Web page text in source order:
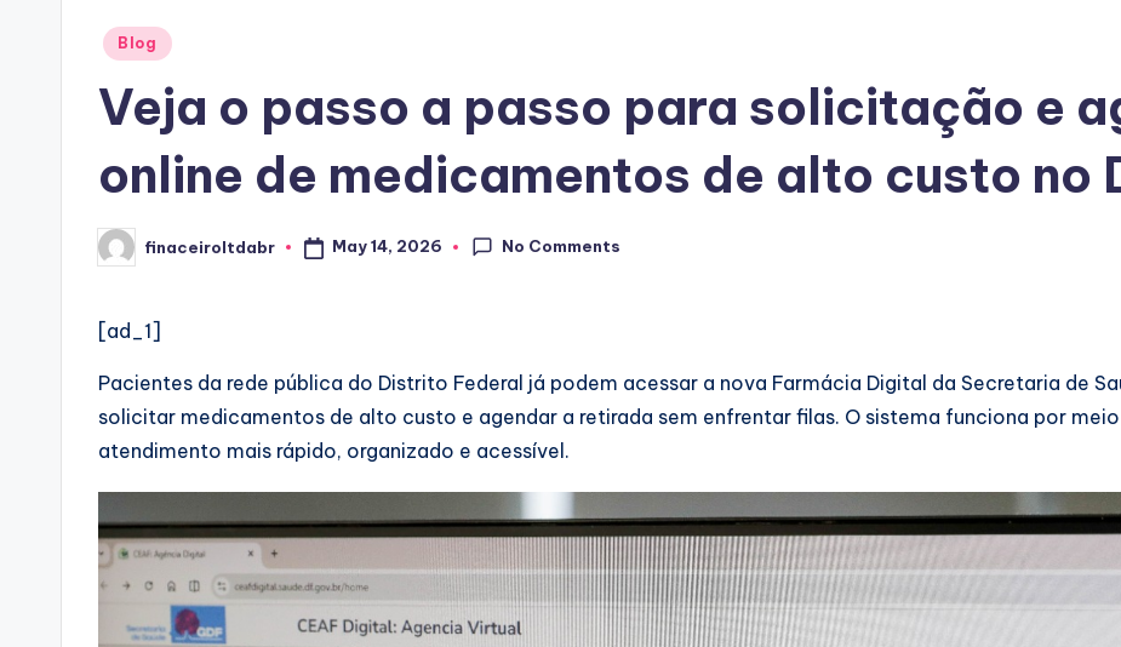
Posted
Blog
Veja o passo a passo para solicitação e
online de medicamentos de alto custo no
Posted
by
finaceiroltdabr May 14, 2026 No Comments
[ad_1]
Pacientes da rede pública do Distrito Federal já podem acessar a nova Farmácia Digital da Secretaria de
solicitar medicamentos de alto custo e agendar a retirada sem enfrentar filas. O sistema funciona por
atendimento mais rápido, organizado e acessível.